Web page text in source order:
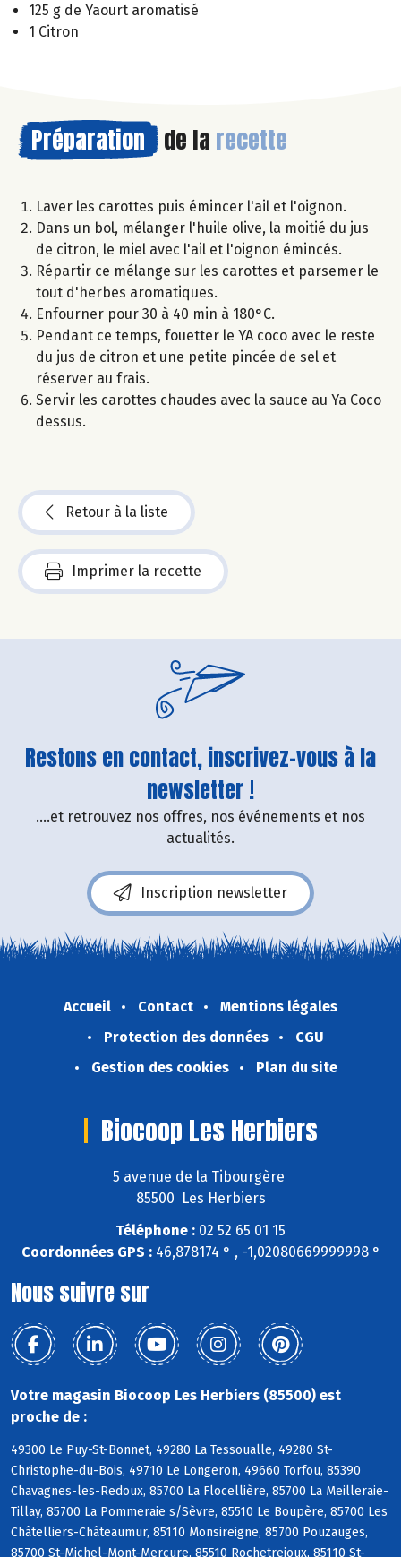
125 g de Yaourt aromatisé
1 Citron
Préparation de la recette
Laver les carottes puis émincer l'ail et l'oignon.
Dans un bol, mélanger l'huile olive, la moitié du jus
de citron, le miel avec l'ail et l'oignon émincés.
Répartir ce mélange sur les carottes et parsemer le
tout d'herbes aromatiques.
Enfourner pour 30 à 40 min à 180°C.
Pendant ce temps, fouetter le YA coco avec le reste
du jus de citron et une petite pincée de sel et
réserver au frais.
Servir les carottes chaudes avec la sauce au Ya Coco
dessus.
Retour à la liste
Imprimer la recette
Restons en contact, inscrivez-vous à la
newsletter !
....et retrouvez nos offres, nos événements et nos
actualités.
Inscription newsletter
Accueil Contact
Mentions légales
Protection des données
CGU
Gestion des cookies
Plan du site
Biocoop Les Herbiers
5 avenue de la Tibourgère
85500 Les Herbiers
Téléphone : 02 52 65 01 15
Coordonnées GPS :46,878174 ° , -1,02080669999998 °
Nous suivre sur
Votre magasin Biocoop Les Herbiers (85500) est
proche de :
49300 Le Puy-St-Bonnet, 49280 La Tessoualle, 49280 St-
Christophe-du-Bois, 49710 Le Longeron, 49660 Torfou, 85390
Chavagnes-les-Redoux, 85700 La Flocellière, 85700 La Meilleraie-
Tillay, 85700 La Pommeraie s/Sèvre, 85510 Le Boupère, 85700 Les
Châtelliers-Châteaumur, 85110 Monsireigne, 85700 Pouzauges,
85700 St-Michel-Mont-Mercure, 85510 Rochetrejoux, 85110 St-